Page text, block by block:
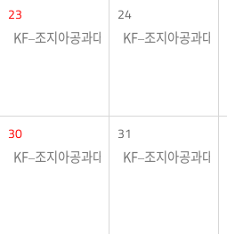
23
KF–조지아공과대학교 협력전시 <크로싱
24
KF–조지아공과대
30
KF–조지아공과대학교 협력전시 <크로싱
31
KF–조지아공과대